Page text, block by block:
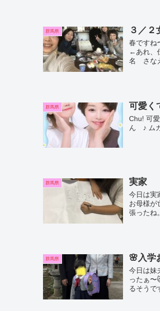
群馬県 ３／２
春です
←あれ、
名 さな
群馬県 可愛く
Chu! 可
ん ♪ ム
群馬県 実家
今日は
お母様が
張ったね
群馬県 🌸入学
今日は妹
ったぁ〜
るそうで